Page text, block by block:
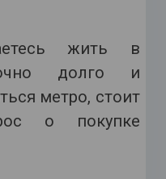
жить в
долго и
метро, стоит
о покупке